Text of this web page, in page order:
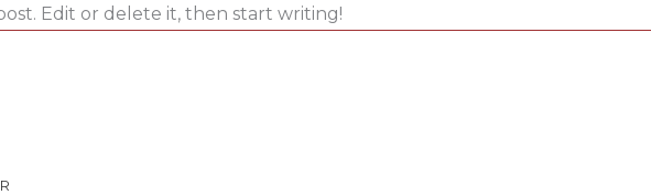
Edit or delete it, then start writing!